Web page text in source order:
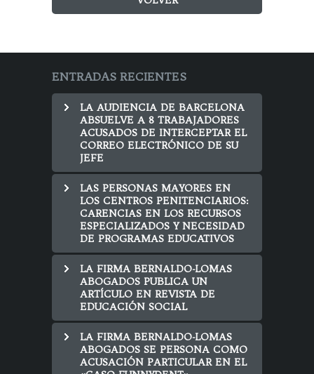
ENTRADAS RECIENTES
LA AUDIENCIA DE BARCELONA
ABSUELVE A 8 TRABAJADORES
ACUSADOS DE INTERCEPTAR EL
CORREO ELECTRÓNICO DE SU
JEFE
LAS PERSONAS MAYORES EN
LOS CENTROS PENITENCIARIOS:
CARENCIAS EN LOS RECURSOS
ESPECIALIZADOS Y NECESIDAD
DE PROGRAMAS EDUCATIVOS
LA FIRMA BERNALDO-LOMAS
ABOGADOS PUBLICA UN
ARTÍCULO EN REVISTA DE
EDUCACIÓN SOCIAL
LA FIRMA BERNALDO-LOMAS
ABOGADOS SE PERSONA COMO
ACUSACIÓN PARTICULAR EN EL